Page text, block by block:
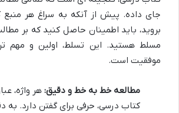
جای داده. پیش از آنکه به سراغ هر
بروید، باید اطمینان حاصل کنید که بر
مسلط هستید. این تسلط، اولین و مهم
موفقیت است.
مطالعه خط به خط و دقیق: هر واژه،
کتاب درسی، حرفی برای گفتن دارد. به